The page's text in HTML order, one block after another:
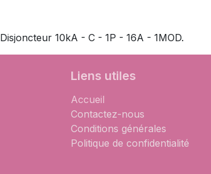
Disjoncteur 10kA - C - 1P - 16A - 1MOD.
Liens utiles
Accueil
Contactez-nous
Conditions générales
Politique de confidentialité